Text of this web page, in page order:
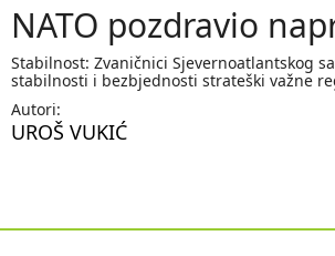
NATO pozdravio
Stabilnost: Zvaničnici Sjevernoatlantskog
stabilnosti i bezbjednosti strateški važne
Autori:
UROŠ VUKIĆ